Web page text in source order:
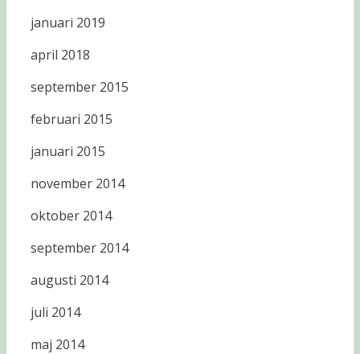
januari 2019
april 2018
september 2015
februari 2015
januari 2015
november 2014
oktober 2014
september 2014
augusti 2014
juli 2014
maj 2014